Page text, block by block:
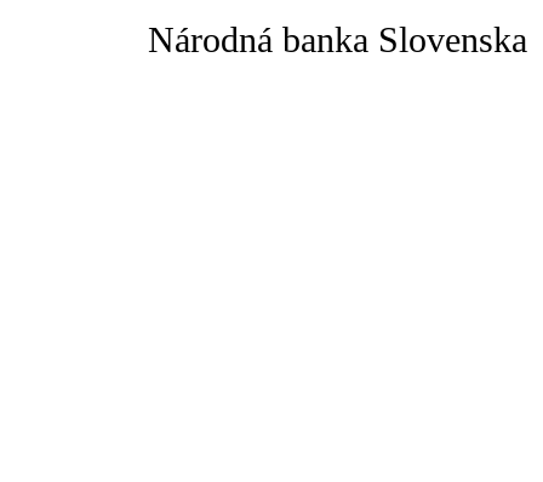
Národná banka Slovenska